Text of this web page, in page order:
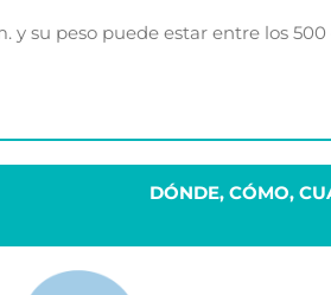
y su peso puede estar entre los
DÓNDE, CÓMO,